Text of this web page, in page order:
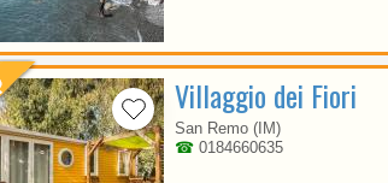
Villaggio dei Fiori
San Remo (IM)
☎ 0184660635